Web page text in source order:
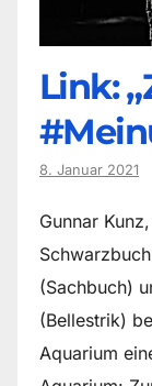
Link:
8. Januar 2021
Gunnar
(Sachbuch)
(Bellestrik)
Aquarium